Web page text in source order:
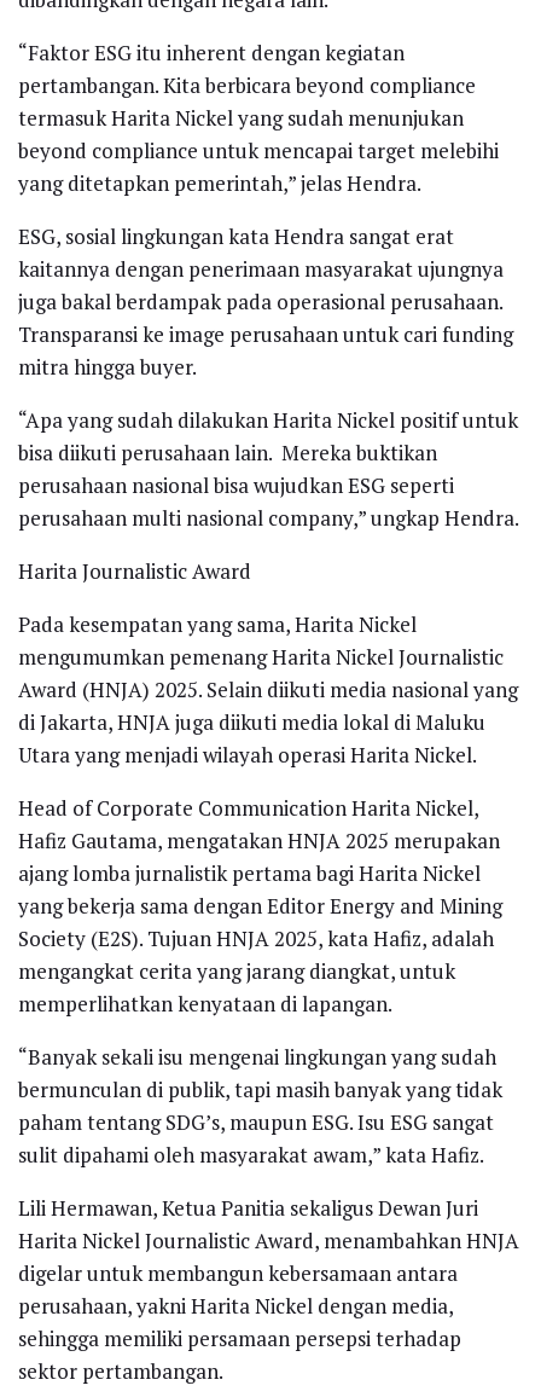
“Faktor ESG itu inherent dengan kegiatan
pertambangan. Kita berbicara beyond compliance
termasuk Harita Nickel yang sudah menunjukan
beyond compliance untuk mencapai target melebihi
yang ditetapkan pemerintah,” jelas Hendra.
ESG, sosial lingkungan kata Hendra sangat erat
kaitannya dengan penerimaan masyarakat ujungnya
juga bakal berdampak pada operasional perusahaan.
Transparansi ke image perusahaan untuk cari funding
mitra hingga buyer.
“Apa yang sudah dilakukan Harita Nickel positif untuk
bisa diikuti perusahaan lain. Mereka buktikan
perusahaan nasional bisa wujudkan ESG seperti
perusahaan multi nasional company,” ungkap Hendra.
Harita Journalistic Award
Pada kesempatan yang sama, Harita Nickel
mengumumkan pemenang Harita Nickel Journalistic
Award (HNJA) 2025. Selain diikuti media nasional yang
di Jakarta, HNJA juga diikuti media lokal di Maluku
Utara yang menjadi wilayah operasi Harita Nickel.
Head of Corporate Communication Harita Nickel,
Hafiz Gautama, mengatakan HNJA 2025 merupakan
ajang lomba jurnalistik pertama bagi Harita Nickel
yang bekerja sama dengan Editor Energy and Mining
Society (E2S). Tujuan HNJA 2025, kata Hafiz, adalah
mengangkat cerita yang jarang diangkat, untuk
memperlihatkan kenyataan di lapangan.
“Banyak sekali isu mengenai lingkungan yang sudah
bermunculan di publik, tapi masih banyak yang tidak
paham tentang SDG’s, maupun ESG. Isu ESG sangat
sulit dipahami oleh masyarakat awam,” kata Hafiz.
Lili Hermawan, Ketua Panitia sekaligus Dewan Juri
Harita Nickel Journalistic Award, menambahkan HNJA
digelar untuk membangun kebersamaan antara
perusahaan, yakni Harita Nickel dengan media,
sehingga memiliki persamaan persepsi terhadap
sektor pertambangan.